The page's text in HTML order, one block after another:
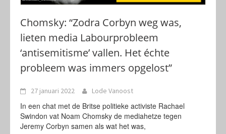
Chomsky: “Zodra Corbyn weg was,
lieten media Labourprobleem
‘antisemitisme’ vallen. Het échte
probleem was immers opgelost”
27 januari 2022 Lode Vanoost
In een chat met de Britse politieke activiste Rachael
Swindon vat Noam Chomsky de mediahetze tegen
Jeremy Corbyn samen als wat het was,